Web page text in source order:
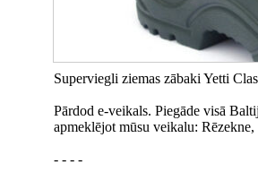
Superviegli ziemas zābaki Yetti
Pārdod e-veikals. Piegāde visā
apmeklējot mūsu veikalu:
- - - -